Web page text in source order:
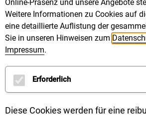
Für Eigentümer und
Auch sie können per Gesetz
Nr. 2 WEG) von der
angemessene bauliche
für das Laden von E-Autos
Kosten müssen sie hier ebenfalls
sie Doppelkosten vermeiden.
Online-Präsenz und unsere Angebote
Weitere Informationen zu Cookies auf
eine detaillierte Auflistung der
Sie in unseren Hinweisen zum
Impressum.
Erforderlich
Diese Cookies werden für eine